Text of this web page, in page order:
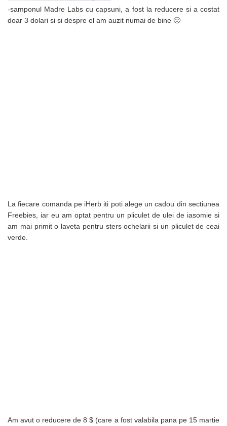
-samponul Madre Labs cu capsuni, a fost la reducere si a costat
doar 3 dolari si si despre el am auzit numai de bine 🙂
La fiecare comanda pe iHerb iti poti alege un cadou din sectiunea
Freebies, iar eu am optat pentru un pliculet de ulei de iasomie si
am mai primit o laveta pentru sters ochelarii si un pliculet de ceai
verde.
Am avut o reducere de 8 $ (care a fost valabila pana pe 15 martie